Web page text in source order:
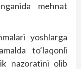
mehnat
yoshlarga
to‘laqonli
nazoratini olib